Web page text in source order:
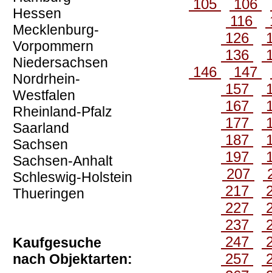
Hessen
Mecklenburg-
Vorpommern
Niedersachsen
Nordrhein-
Westfalen
Rheinland-Pfalz
Saarland
Sachsen
Sachsen-Anhalt
Schleswig-Holstein
Thueringen
Kaufgesuche
nach Objektarten:
105
106
116
126
136
146
147
157
167
177
187
197
207
217
227
237
247
257